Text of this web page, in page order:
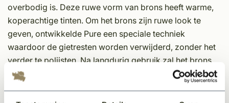
overbodig is. Deze ruwe vorm van brons heeft warme,
koperachtige tinten. Om het brons zijn ruwe look te
geven, ontwikkelde Pure een speciale techniek
waardoor de gietresten worden verwijderd, zonder het
verder te polijsten. Na langdurig gebruik zal het brons
op een natuurlijke manier opgepoetst worden, en komt